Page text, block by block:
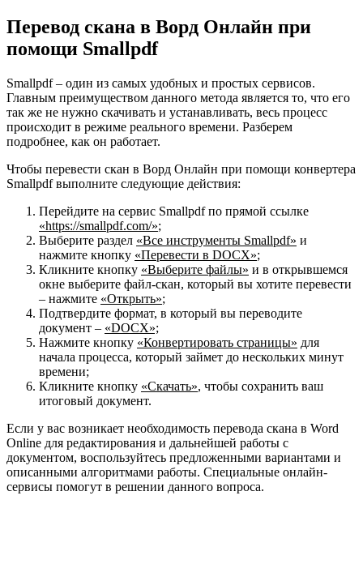
Перевод скана в Ворд Онлайн при
помощи Smallpdf
Smallpdf – один из самых удобных и простых сервисов.
Главным преимуществом данного метода является то, что его
так же не нужно скачивать и устанавливать, весь процесс
происходит в режиме реального времени. Разберем
подробнее, как он работает.
Чтобы перевести скан в Ворд Онлайн при помощи конвертера
Smallpdf выполните следующие действия:
Перейдите на сервис Smallpdf по прямой ссылке
«https://smallpdf.com/»;
Выберите раздел «Все инструменты Smallpdf» и
нажмите кнопку «Перевести в DOCX»;
Кликните кнопку «Выберите файлы» и в открывшемся
окне выберите файл-скан, который вы хотите перевести
– нажмите «Открыть»;
Подтвердите формат, в который вы переводите
документ – «DOCX»;
Нажмите кнопку «Конвертировать страницы» для
начала процесса, который займет до нескольких минут
времени;
Кликните кнопку «Скачать», чтобы сохранить ваш
итоговый документ.
Если у вас возникает необходимость перевода скана в Word
Online для редактирования и дальнейшей работы с
документом, воспользуйтесь предложенными вариантами и
описанными алгоритмами работы. Специальные онлайн-
сервисы помогут в решении данного вопроса.